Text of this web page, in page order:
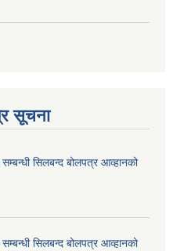
सूचना
सिलबन्द बोलपत्र आव्हानको
सिलबन्द बोलपत्र आव्हानको